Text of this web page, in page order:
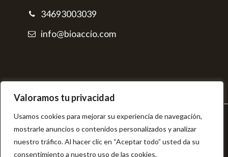
Valoramos tu privacidad
Usamos cookies para mejorar su experiencia de navegación,
mostrarle anuncios o contenidos personalizados y analizar
nuestro tráfico. Al hacer clic en “Aceptar todo” usted da su
consentimiento a nuestro uso de las cookies.
34693003039
info@bioaccio.com
© BIOAcció
Aviso legal
Política de privacidad